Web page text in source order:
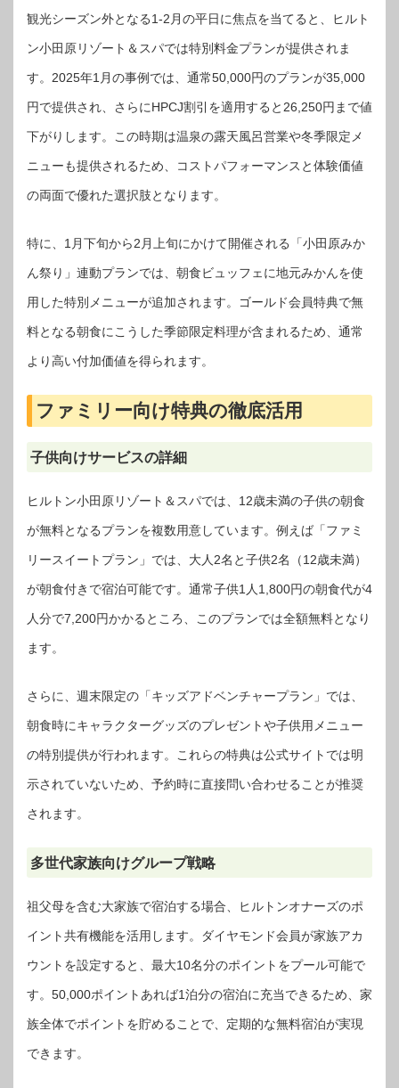
観光シーズン外となる1-2月の平日に焦点を当てると、ヒルト
ン小田原リゾート＆スパでは特別料金プランが提供されま
す。2025年1月の事例では、通常50,000円のプランが35,000
円で提供され、さらにHPCJ割引を適用すると26,250円まで値
下がりします。この時期は温泉の露天風呂営業や冬季限定メ
ニューも提供されるため、コストパフォーマンスと体験価値
の両面で優れた選択肢となります。
特に、1月下旬から2月上旬にかけて開催される「小田原みか
ん祭り」連動プランでは、朝食ビュッフェに地元みかんを使
用した特別メニューが追加されます。ゴールド会員特典で無
料となる朝食にこうした季節限定料理が含まれるため、通常
より高い付加価値を得られます。
ファミリー向け特典の徹底活用
子供向けサービスの詳細
ヒルトン小田原リゾート＆スパでは、12歳未満の子供の朝食
が無料となるプランを複数用意しています。例えば「ファミ
リースイートプラン」では、大人2名と子供2名（12歳未満）
が朝食付きで宿泊可能です。通常子供1人1,800円の朝食代が4
人分で7,200円かかるところ、このプランでは全額無料となり
ます。
さらに、週末限定の「キッズアドベンチャープラン」では、
朝食時にキャラクターグッズのプレゼントや子供用メニュー
の特別提供が行われます。これらの特典は公式サイトでは明
示されていないため、予約時に直接問い合わせることが推奨
されます。
多世代家族向けグループ戦略
祖父母を含む大家族で宿泊する場合、ヒルトンオナーズのポ
イント共有機能を活用します。ダイヤモンド会員が家族アカ
ウントを設定すると、最大10名分のポイントをプール可能で
す。50,000ポイントあれば1泊分の宿泊に充当できるため、家
族全体でポイントを貯めることで、定期的な無料宿泊が実現
できます。